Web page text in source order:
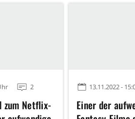
2
zum Netflix-
13.11.2022 -
Einer der